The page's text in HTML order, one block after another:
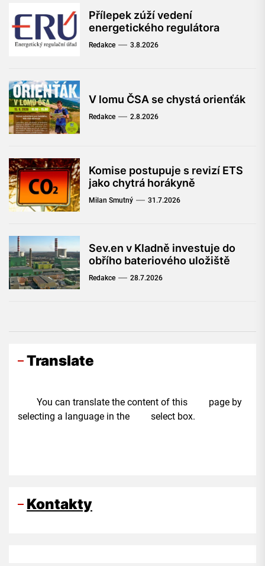
Přílepek zúží vedení
energetického regulátora
Redakce 3.8.2026
V lomu ČSA se chystá orienťák
Redakce 2.8.2026
Komise postupuje s revizí ETS
jako chytrá horákyně
Milan Smutný 31.7.2026
Sev.en v Kladně investuje do
obřího bateriového uložiště
Redakce 28.7.2026
Translate
You can translate the content of this page by
selecting a language in the select box.
Kontakty